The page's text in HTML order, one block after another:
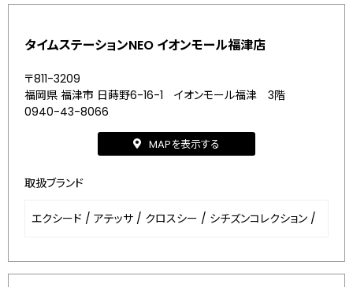
タイムステーションNEO イオンモール福津店
〒811-3209
福岡県 福津市 日蒔野6-16-1 イオンモール福津 3階
0940-43-8066
MAPを表示する
取扱ブランド
エクシード / アテッサ / クロスシー / シチズンコレクション /